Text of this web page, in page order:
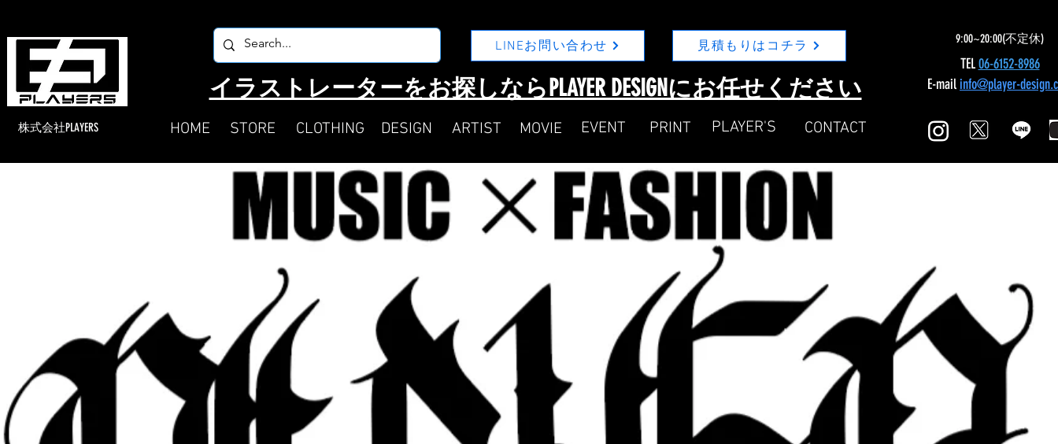
​株式会社PLAYERS
LINEお問い合わせ 見積もりはコチラ 9:00~20:00(不定休)
TEL06-6152-8986
​イラストレーターをお探しならPLAYER DESIGNにお任せください
HOME STORE CLOTHING DESIGN ARTIST MOVIE​ ​PRINT ​CONTACT
E-mailinfo@player-
​PLAYER'S
​EVENT